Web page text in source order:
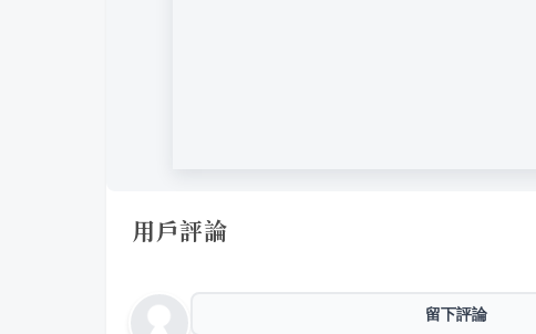
用戶評論
留下評論